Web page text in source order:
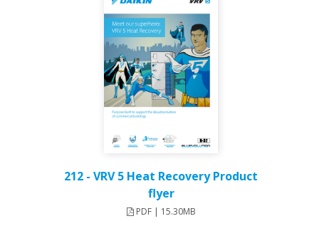
212 - VRV 5 Heat Recovery Product
flyer
PDF | 15.30MB